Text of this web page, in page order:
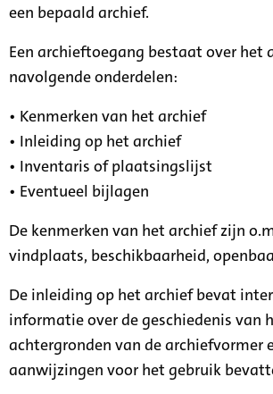
een bepaald archief.
Een archieftoegang bestaat over het
navolgende onderdelen:
• Kenmerken van het archief
• Inleiding op het archief
• Inventaris of plaatsingslijst
• Eventueel bijlagen
De kenmerken van het archief zijn
vindplaats, beschikbaarheid,
De inleiding op het archief bevat
informatie over de geschiedenis van
achtergronden van de archiefvormer
aanwijzingen voor het gebruik